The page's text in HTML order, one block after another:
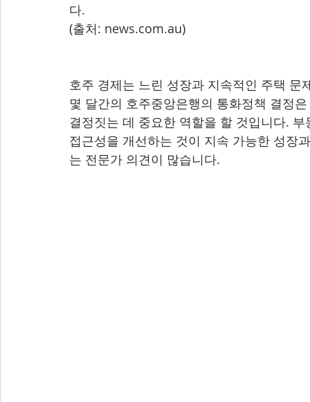
다.
(출처: news.com.au)
호주 경제는 느린 성장과 지속적인 주택
몇 달간의 호주중앙은행의 통화정책 결정
결정짓는 데 중요한 역할을 할 것입니다.
접근성을 개선하는 것이 지속 가능한 성장
는 전문가 의견이 많습니다.